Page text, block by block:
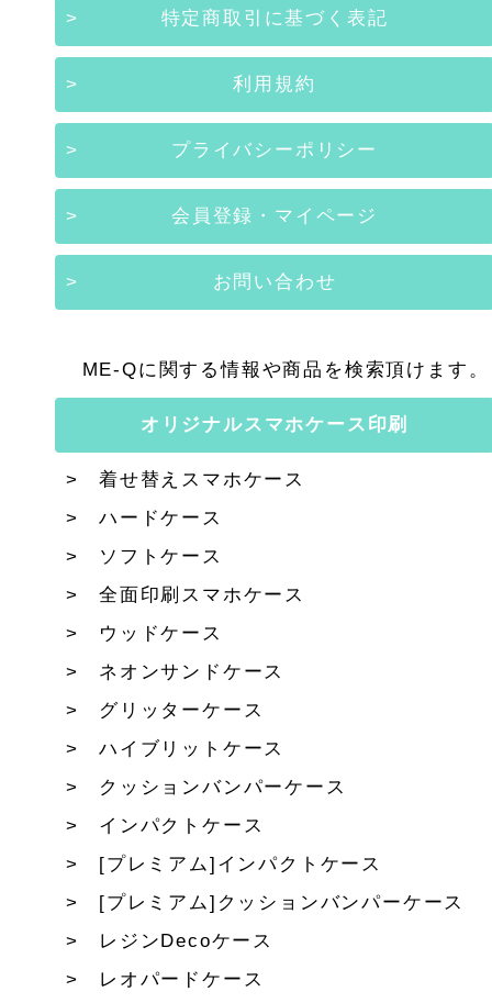
特定商取引に基づく表記
利用規約
プライバシーポリシー
会員登録・マイページ
お問い合わせ
ME-Qに関する情報や商品を検索頂けます。
オリジナルスマホケース印刷
着せ替えスマホケース
ハードケース
ソフトケース
全面印刷スマホケース
ウッドケース
ネオンサンドケース
グリッターケース
ハイブリットケース
クッションバンパーケース
インパクトケース
[プレミアム]インパクトケース
[プレミアム]クッションバンパーケース
レジンDecoケース
レオパードケース